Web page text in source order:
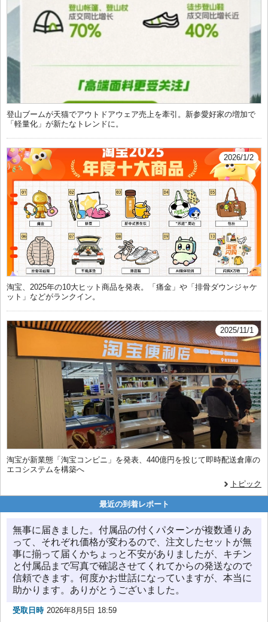
登山ブームが天猫でアウトドアウェア売上を牽引。新参愛好家の増加で
「軽量化」が新たなトレンドに。
2026/1/2
淘宝、2025年の10大ヒット商品を発表。「痛金」や「排骨ダウンジャケ
ット」などがランクイン。
2025/11/1
淘宝が新業態「淘宝コンビニ」を発表、440億円を投じて即時配送倉庫の
エコシステムを構築へ
トピック
最近の到着レポート
無事に届きました。付属品の付くパターンが複数通りあ
って、それぞれ価格が変わるので、注文したセットが無
事に揃って届くかちょっと不安がありましたが、キチン
と付属品まで写真で確認させてくれてからの発送なので
信頼できます。何度かお世話になっていますが、本当に
助かります。ありがとうございました。
受取日時 2026年8月5日 18:59